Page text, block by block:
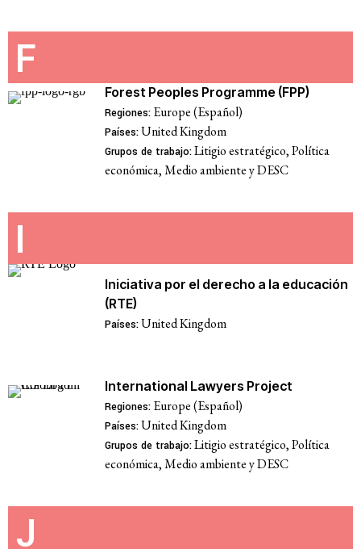
F
Forest Peoples Programme (FPP)
Regiones: Europe (Español)
Países:United Kingdom
Grupos de trabajo:Litigio estratégico, Política
económica, Medio ambiente y DESC
I
Iniciativa por el derecho a la educación
(RTE)
Países:United Kingdom
International Lawyers Project
Regiones: Europe (Español)
Países:United Kingdom
Grupos de trabajo:Litigio estratégico, Política
económica, Medio ambiente y DESC
J